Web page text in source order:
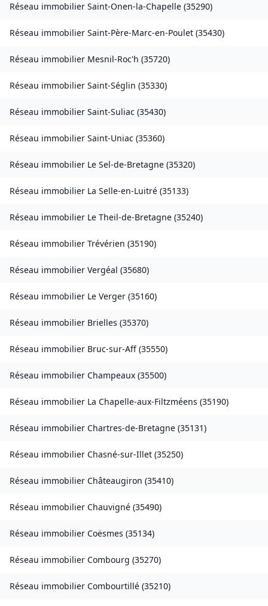
Réseau immobilier Saint-Onen-la-Chapelle (35290)
Réseau immobilier Saint-Père-Marc-en-Poulet (35430)
Réseau immobilier Mesnil-Roc'h (35720)
Réseau immobilier Saint-Séglin (35330)
Réseau immobilier Saint-Suliac (35430)
Réseau immobilier Saint-Uniac (35360)
Réseau immobilier Le Sel-de-Bretagne (35320)
Réseau immobilier La Selle-en-Luitré (35133)
Réseau immobilier Le Theil-de-Bretagne (35240)
Réseau immobilier Trévérien (35190)
Réseau immobilier Vergéal (35680)
Réseau immobilier Le Verger (35160)
Réseau immobilier Brielles (35370)
Réseau immobilier Bruc-sur-Aff (35550)
Réseau immobilier Champeaux (35500)
Réseau immobilier La Chapelle-aux-Filtzméens (35190)
Réseau immobilier Chartres-de-Bretagne (35131)
Réseau immobilier Chasné-sur-Illet (35250)
Réseau immobilier Châteaugiron (35410)
Réseau immobilier Chauvigné (35490)
Réseau immobilier Coësmes (35134)
Réseau immobilier Combourg (35270)
Réseau immobilier Combourtillé (35210)